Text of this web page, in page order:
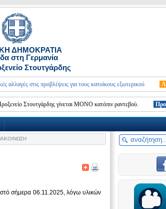
ΔΗΜΟΚΡΑΤΙΑ
στη Γερμανία
Στουτγάρδης
στις προβλέψεις για τους κατοίκους εξωτερικού
Στουτγάρδης γίνεται ΜΟΝΟ κατόπιν ραντεβού. Προσοχή:
σήμερα 06.11.2025, λόγω υλικών